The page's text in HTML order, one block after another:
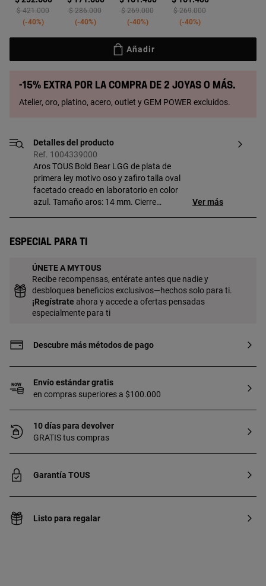
Price reduced from
$ 421.000to
-40%
Price reduced from
$ 286.000to
-40%
Price reduced from
$ 269.000to
-40%
Price reduced from
$ 269.000to
-40%
Añadir
-15% extra por la compra de 2 joyas o más.
Atelier, oro, platino, acero, outlet y GEM POWER excluidos.
Detalles del producto
Ref. 1004339000
Aros TOUS Bold Bear LGG de plata de
primera ley motivo oso y zafiro talla oval
facetado creado en laboratorio en color
azul. Tamaño aros: 14 mm. Cierre
Ver más
Especial para ti
ÚNETE A MYTOUS
Recibe recompensas, entérate antes que nadie y
desbloquea beneficios exclusivos—hechos solo para ti.
¡Regístrate ahora y accede a ofertas pensadas
especialmente para ti
Descubre más métodos de pago
Envío estándar gratis
en compras superiores a $100.000
10 días para devolver
GRATIS tus compras
Garantía TOUS
Listo para regalar